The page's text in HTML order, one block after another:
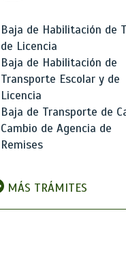
Baja de Habilitación de
de Licencia
Baja de Habilitación de
Transporte Escolar y de
Licencia
Baja de Transporte de
Cambio de Agencia de
Remises
MÁS TRÁMITES